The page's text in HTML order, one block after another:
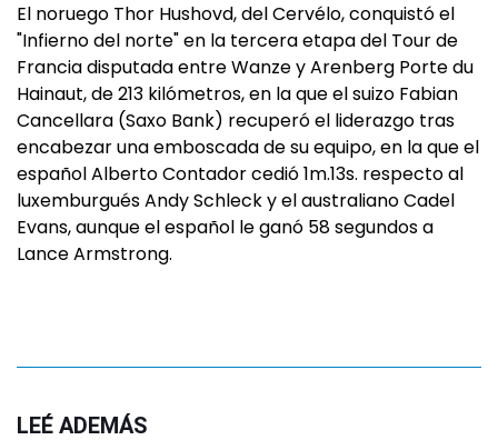
El noruego Thor Hushovd, del Cervélo, conquistó el
"Infierno del norte" en la tercera etapa del Tour de
Francia disputada entre Wanze y Arenberg Porte du
Hainaut, de 213 kilómetros, en la que el suizo Fabian
Cancellara (Saxo Bank) recuperó el liderazgo tras
encabezar una emboscada de su equipo, en la que el
español Alberto Contador cedió 1m.13s. respecto al
luxemburgués Andy Schleck y el australiano Cadel
Evans, aunque el español le ganó 58 segundos a
Lance Armstrong.
LEÉ ADEMÁS